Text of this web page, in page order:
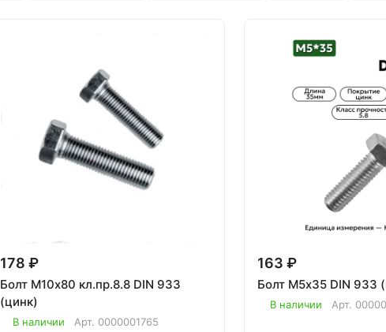
178 ₽
Болт М10х80 кл.пр.8.8 DIN 933
(цинк)
В наличии Арт. 0000001765
163 ₽
Болт М5х35 DIN 933
В наличии Арт.